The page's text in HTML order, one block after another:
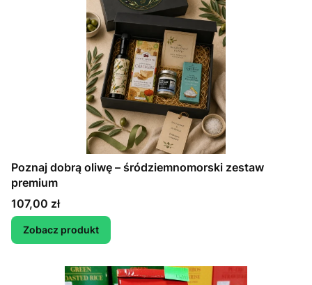
Poznaj dobrą oliwę – śródziemnomorski zestaw
premium
Cena
107,00 zł
Zobacz produkt